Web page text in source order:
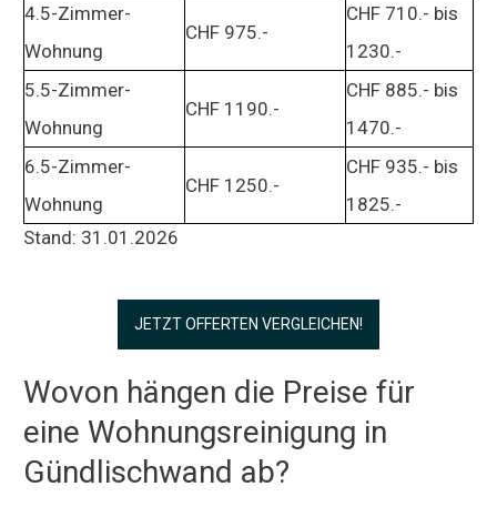
4.5-Zimmer-
Wohnung
CHF 975.-
CHF 710.- bis
1230.-
5.5-Zimmer-
Wohnung
CHF 1190.-
CHF 885.- bis
1470.-
6.5-Zimmer-
Wohnung
CHF 1250.-
CHF 935.- bis
1825.-
Stand: 31.01.2026
JETZT OFFERTEN VERGLEICHEN!
Wovon hängen die Preise für
eine Wohnungsreinigung in
Gündlischwand ab?